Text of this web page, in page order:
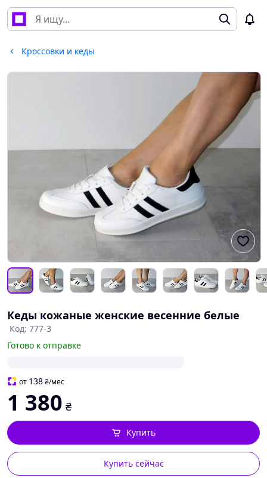
Кроссовки и кеды
Кеды кожаные женские весенние белые
Код: 777-3
Готово к отправке
от 138₴/мес
1 380 ₴
Купить сейчас
Купить